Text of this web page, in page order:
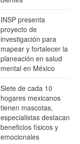
INSP presenta
proyecto de
investigación para
mapear y fortalecer la
planeación en salud
mental en México
Siete de cada 10
hogares mexicanos
tienen mascotas,
especialistas destacan
beneficios físicos y
emocionales